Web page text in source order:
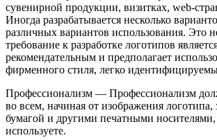
сувенирной продукции, визитках, web-
Иногда разрабатывается несколько
различных вариантов использования. Это
требование к разработке логотипов
рекомендательным и предполагает
фирменного стиля, легко
Профессионализм — Профессионализм
во всем, начиная от изображения логотипа,
бумагой и другими печатными
используете.